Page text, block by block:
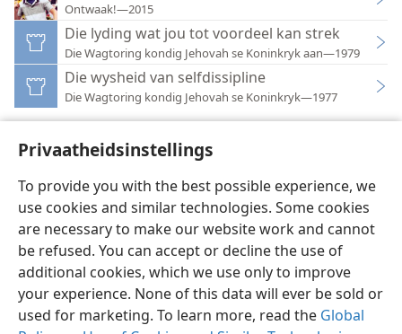
Privaatheidsinstellings
To provide you with the best possible experience, we
use cookies and similar technologies. Some cookies
are necessary to make our website work and cannot
be refused. You can accept or decline the use of
additional cookies, which we use only to improve
your experience. None of this data will ever be sold or
used for marketing. To learn more, read the Global
Ontwaak!—2015
Die lyding wat jou tot voordeel kan strek
Die Wagtoring kondig Jehovah se Koninkryk aan—1979
Die wysheid van selfdissipline
Die Wagtoring kondig Jehovah se Koninkryk—1977
Afrikaans Voorkeure
Copyright© 2026 Watch Tower Bible and Tract Society of Pennsylvania
Gebruiksvoorwaardes Privaatheidsbeleid
Privaatheidsinstellings
JW.ORG
Meld aan